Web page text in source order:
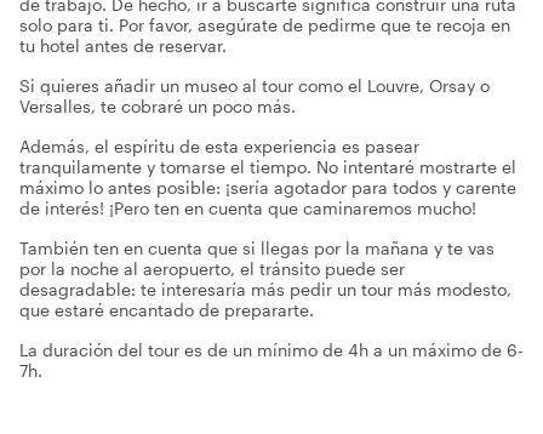
de trabajo. De hecho, ir a buscarte significa construir una ruta
solo para ti. Por favor, asegúrate de pedirme que te recoja en
tu hotel antes de reservar.
Si quieres añadir un museo al tour como el Louvre, Orsay o
Versalles, te cobraré un poco más.
Además, el espíritu de esta experiencia es pasear
tranquilamente y tomarse el tiempo. No intentaré mostrarte el
máximo lo antes posible: ¡sería agotador para todos y carente
de interés! ¡Pero ten en cuenta que caminaremos mucho!
También ten en cuenta que si llegas por la mañana y te vas
por la noche al aeropuerto, el tránsito puede ser
desagradable: te interesaría más pedir un tour más modesto,
que estaré encantado de prepararte.
La duración del tour es de un mínimo de 4h a un máximo de 6-
7h.